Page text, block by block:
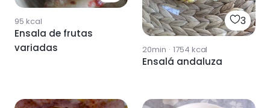
95 kcal
Ensala de frutas
variadas
3
20min · 1754 kcal
Ensalá andaluza